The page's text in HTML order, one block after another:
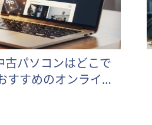
古パソコンはどこで
すすめのオンライン